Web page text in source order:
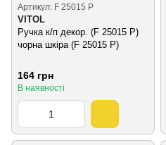
Артикул: F 25015 P
VITOL
Ручка к/п декор. (F 25015 P)
чорна шкіра (F 25015 P)
164 грн
В наявності